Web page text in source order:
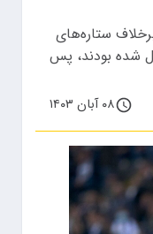
ستاره‌های
شده بودند، پس
۰۸ آبان ۱۴۰۳